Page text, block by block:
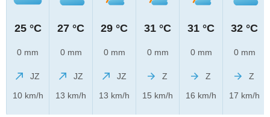
25 °C
0 mm
JZ
10 km/h
27 °C
0 mm
JZ
13 km/h
29 °C
0 mm
JZ
13 km/h
31 °C
0 mm
Z
15 km/h
31 °C
0 mm
Z
16 km/h
32 °C
0 mm
Z
17 km/h